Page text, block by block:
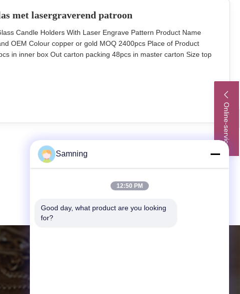
Online-service
met lasergraverend patroon
Candle Holders With Laser Engrave Pattern Product Name
OEM Colour copper or gold MOQ 2400pcs Place of Product
in inner box Out carton packing 48pcs in master carton Size top
decal.
Samning
12:50 PM
Good day, what product are you looking
for?